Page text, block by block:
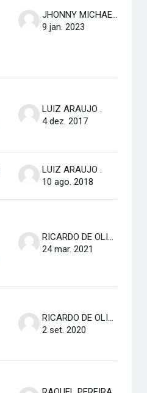
JHONNY MICHAEL COSTA
9 jan. 2023
LUIZ ARAUJO .
4 dez. 2017
LUIZ ARAUJO .
10 ago. 2018
RICARDO DE OLIVEIRA BRASIL COSTA
24 mar. 2021
RICARDO DE OLIVEIRA BRASIL COSTA
2 set. 2020